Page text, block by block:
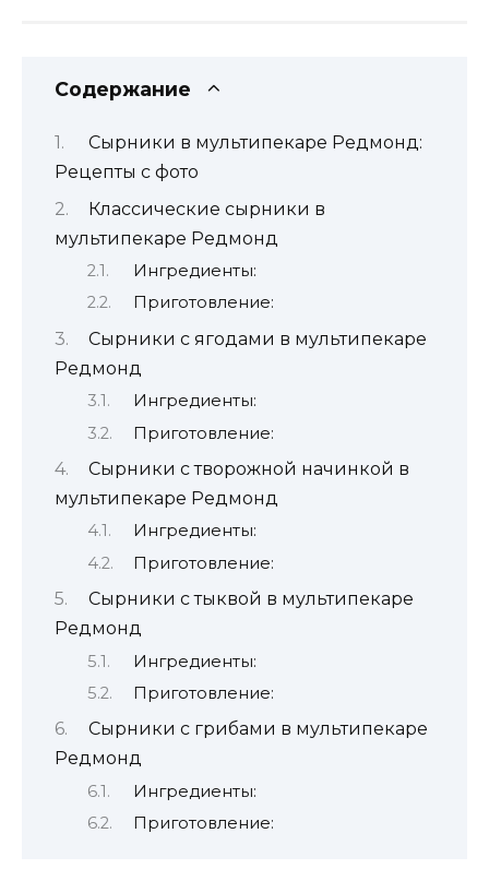
Содержание
Сырники в мультипекаре Редмонд:
Рецепты с фото
Классические сырники в
мультипекаре Редмонд
Ингредиенты:
Приготовление:
Сырники с ягодами в мультипекаре
Редмонд
Ингредиенты:
Приготовление:
Сырники с творожной начинкой в
мультипекаре Редмонд
Ингредиенты:
Приготовление:
Сырники с тыквой в мультипекаре
Редмонд
Ингредиенты:
Приготовление:
Сырники с грибами в мультипекаре
Редмонд
Ингредиенты:
Приготовление: